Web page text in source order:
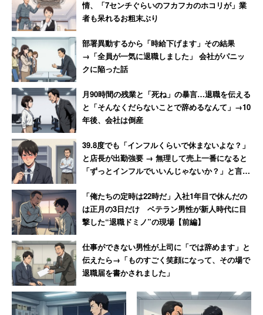
情、「7センチぐらいのフカフカのホコリが」業
者も呆れるお粗末ぶり
部署異動するから「時給下げます」その結果
→「全員が一気に退職しました」 会社がパニッ
クに陥った話
月90時間の残業と「死ね」の暴言…退職を伝える
と「そんなくだらないことで辞めるなんて」→10
年後、会社は倒産
39.8度でも「インフルくらいで休まないよな？」
と店長が出勤強要 → 無理して売上一番になると
「ずっとインフルでいいんじゃないか？」と言わ
「俺たちの定時は22時だ」入社1年目で休んだの
は正月の3日だけ ベテラン男性が新人時代に目
撃した“退職ドミノ”の現場【前編】
仕事ができない男性が上司に「では辞めます」と
伝えたら→「ものすごく笑顔になって、その場で
退職届を書かされました」